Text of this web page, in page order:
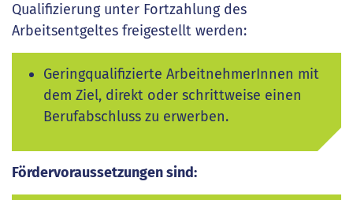
Qualifizierung unter Fortzahlung des
Arbeitsentgeltes freigestellt werden:
Geringqualifizierte ArbeitnehmerInnen mit
dem Ziel, direkt oder schrittweise einen
Berufabschluss zu erwerben.
Fördervoraussetzungen sind: